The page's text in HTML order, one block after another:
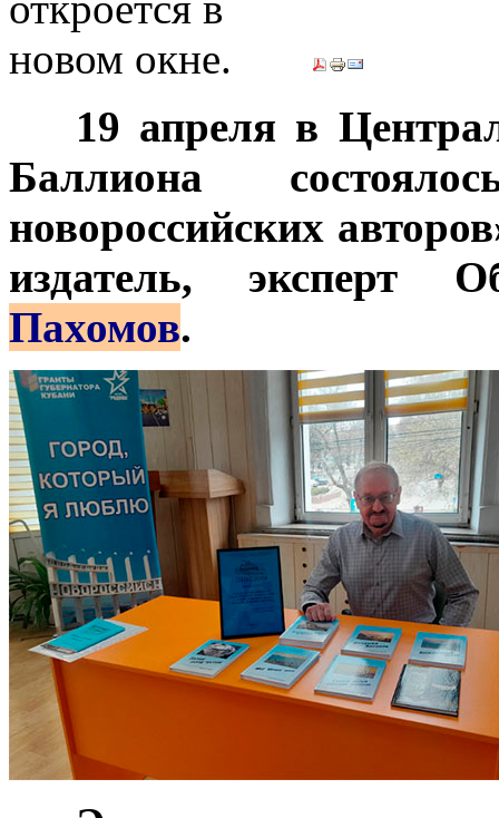
19 апреля в
Баллиона
новороссийских
издатель, эксперт
Пахомов.